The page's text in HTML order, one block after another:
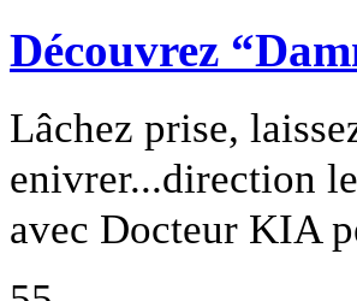
Découvrez
Lâchez prise,
enivrer...direction
avec Docteur KIA